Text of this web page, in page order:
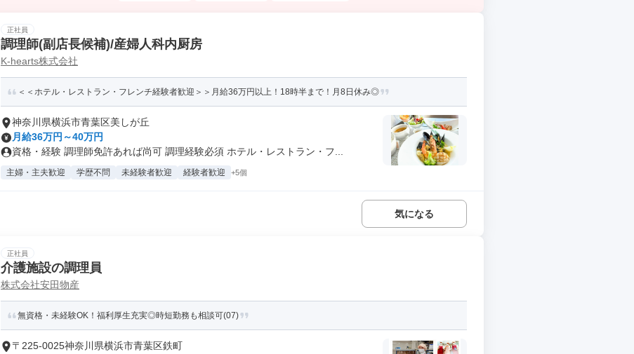
正社員
調理師(副店長候補)/産婦人科内厨房
K-hearts株式会社
＜＜ホテル・レストラン・フレンチ経験者歓迎＞＞月給36万円以上！18時半まで！月8日休み◎
神奈川県横浜市青葉区美しが丘
月給36万円～40万円
資格・経験 調理師免許あれば尚可 調理経験必須 ホテル・レストラン・フ...
主婦・主夫歓迎 学歴不問 未経験者歓迎 経験者歓迎 +5個
気になる
正社員
介護施設の調理員
株式会社安田物産
無資格・未経験OK！福利厚生充実◎時短勤務も相談可(07)
〒225-0025神奈川県横浜市青葉区鉄町